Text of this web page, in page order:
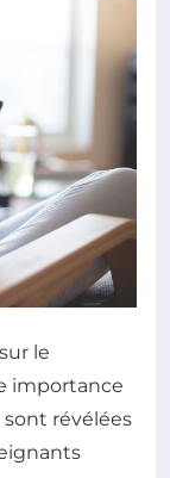
le
importance
sont révélées